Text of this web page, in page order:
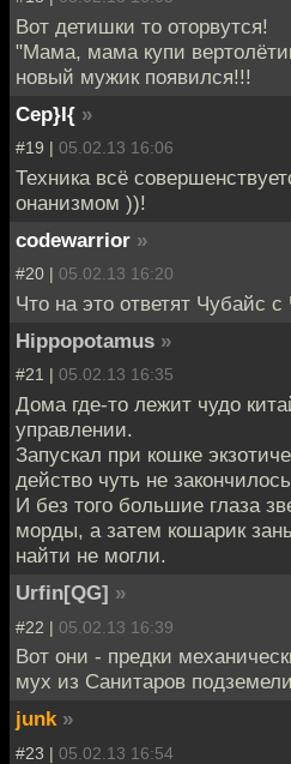
Вот детишки то оторвутся!
"Мама, мама купи
новый мужик появился!!!
Cep}I{ »
#19 | 05.02.13 16:06
Техника всё
онанизмом ))!
codewarrior »
#20 | 05.02.13 16:20
Что на это ответят Чубайс
Hippopotamus »
#21 | 05.02.13 16:35
Дома где-то лежит чудо
управлении.
Запускал при кошке
действо чуть не
И без того большие глаза
морды, а затем кошарик
найти не могли.
Urfin[QG] »
#22 | 05.02.13 16:39
Вот они - предки
мух из Санитаров
junk »
#23 | 05.02.13 16:54